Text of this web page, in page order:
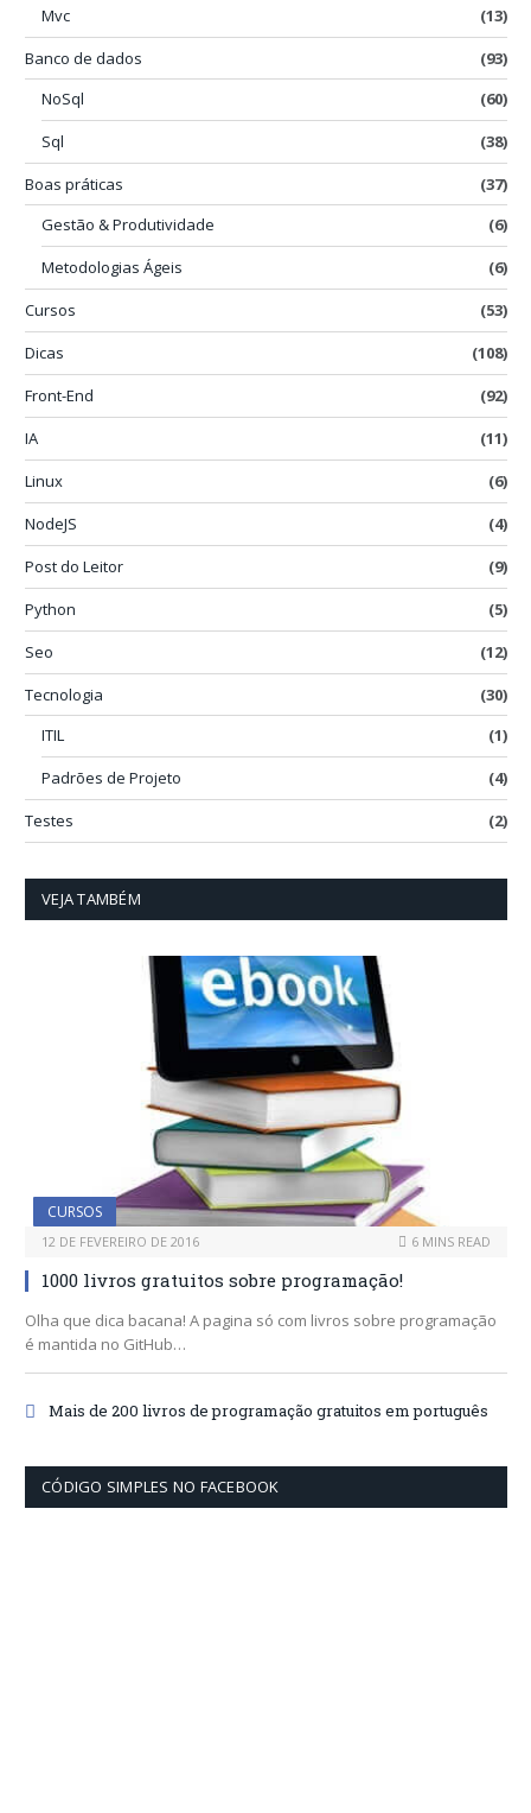
Mvc
(13)
Banco de dados
(93)
NoSql
(60)
Sql
(38)
Boas práticas
(37)
Gestão & Produtividade
(6)
Metodologias Ágeis
(6)
Cursos
(53)
Dicas
(108)
Front-End
(92)
IA
(11)
Linux
(6)
NodeJS
(4)
Post do Leitor
(9)
Python
(5)
Seo
(12)
Tecnologia
(30)
ITIL
(1)
Padrões de Projeto
(4)
Testes
(2)
VEJA TAMBÉM
CURSOS
12 DE FEVEREIRO DE 2016 6 MINS READ
1000 livros gratuitos sobre programação!
Olha que dica bacana! A pagina só com livros sobre programação
é mantida no GitHub…
Mais de 200 livros de programação gratuitos em português
CÓDIGO SIMPLES NO FACEBOOK